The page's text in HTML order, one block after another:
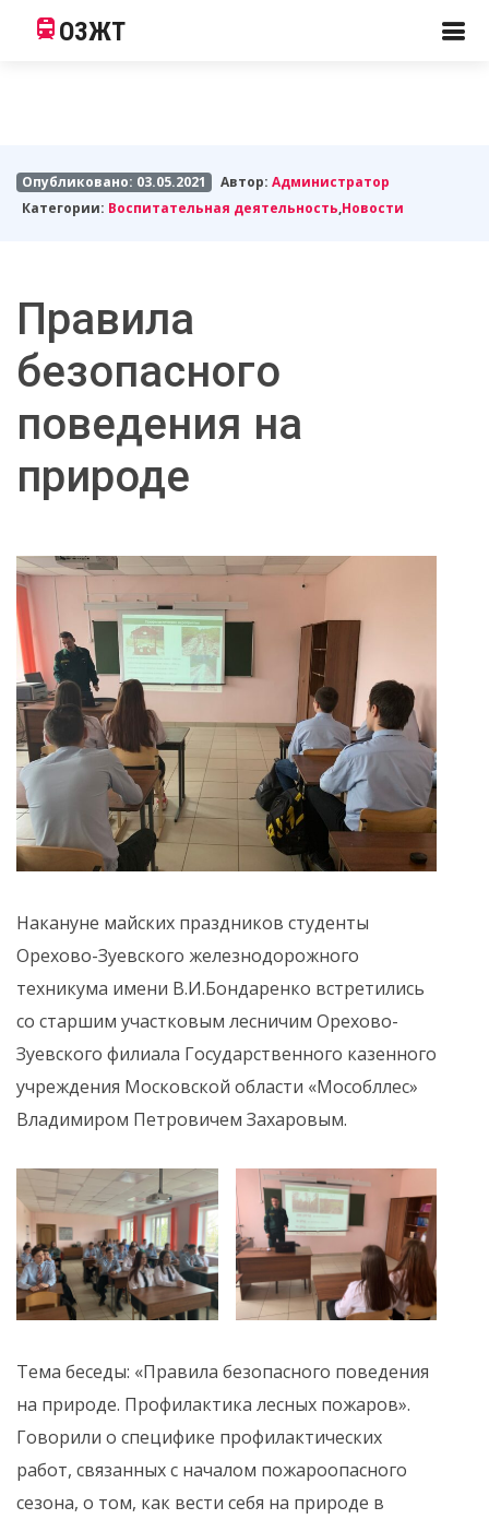
ОЗЖТ
Опубликовано: 03.05.2021 Автор:Администратор
Категории: Воспитательная деятельность,Новости
Правила
безопасного
поведения на
природе
Накануне майских праздников студенты
Орехово-Зуевского железнодорожного
техникума имени В.И.Бондаренко встретились
со старшим участковым лесничим Орехово-
Зуевского филиала Государственного казенного
учреждения Московской области «Мособллес»
Владимиром Петровичем Захаровым.
Тема беседы: «Правила безопасного поведения
на природе. Профилактика лесных пожаров».
Говорили о специфике профилактических
работ, связанных с началом пожароопасного
сезона, о том, как вести себя на природе в